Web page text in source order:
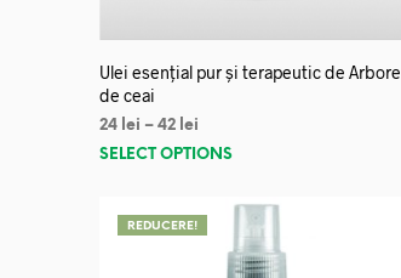
Ulei esențial pur și terapeutic de Arbore
de ceai
24 lei – 42 lei
SELECT OPTIONS
REDUCERE!